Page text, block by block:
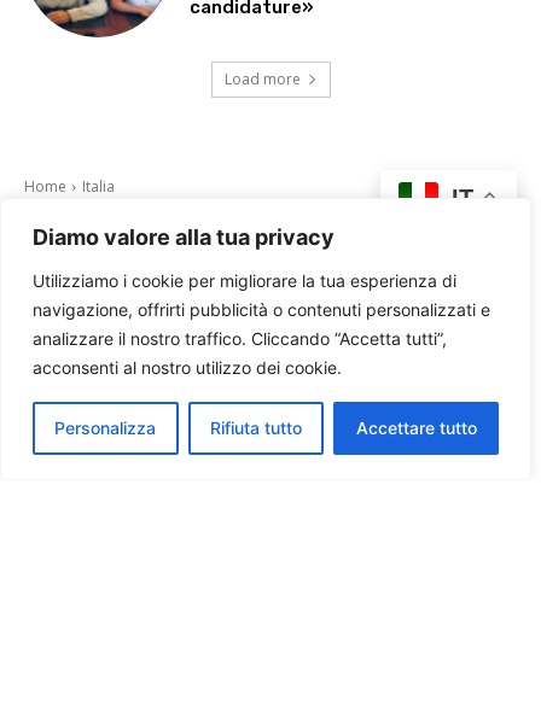
Diamo valore alla tua privacy
Utilizziamo i cookie per migliorare la tua esperienza di
navigazione, offrirti pubblicità o contenuti personalizzati e
analizzare il nostro traffico. Cliccando “Accetta tutti”,
acconsenti al nostro utilizzo dei cookie.
Personalizza Rifiuta tutto Accettare tutto
candidature»
Load more